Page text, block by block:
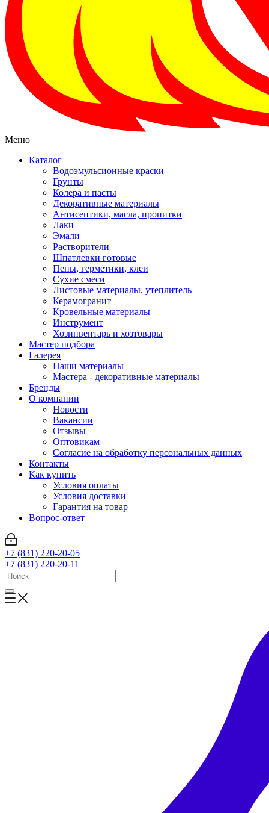
Меню
Каталог
Водоэмульсионные краски
Грунты
Колера и пасты
Декоративные материалы
Антисептики, масла, пропитки
Лаки
Эмали
Растворители
Шпатлевки готовые
Пены, герметики, клеи
Сухие смеси
Листовые материалы, утеплитель
Керамогранит
Кровельные материалы
Инструмент
Хозинвентарь и хозтовары
Мастер подбора
Галерея
Наши материалы
Мастера - декоративные материалы
Бренды
О компании
Новости
Вакансии
Отзывы
Оптовикам
Cогласие на обработку персональных данных
Контакты
Как купить
Условия оплаты
Условия доставки
Гарантия на товар
Вопрос-ответ
+7 (831) 220-20-05
+7 (831) 220-20-11